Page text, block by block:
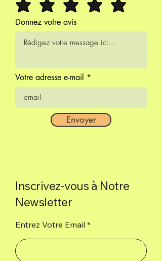
Donnez votre avis
Votre adresse e-mail
Envoyer
Inscrivez-vous à Notre
Newsletter
Entrez Votre Email